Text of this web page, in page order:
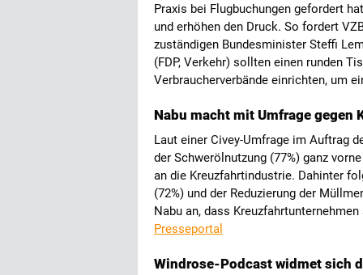
Praxis bei Flugbuchungen gefordert
und erhöhen den Druck. So fordert
zuständigen Bundesminister Steffi
(FDP, Verkehr) sollten einen runden
Verbraucherverbände einrichten, um
Nabu macht mit Umfrage
Laut einer Civey-Umfrage im Auftrag
der Schwerölnutzung (77%) ganz
an die Kreuzfahrtindustrie. Dahinter
(72%) und der Reduzierung der
Nabu an, dass
Presseportal
Windrose-Podcast widmet sich